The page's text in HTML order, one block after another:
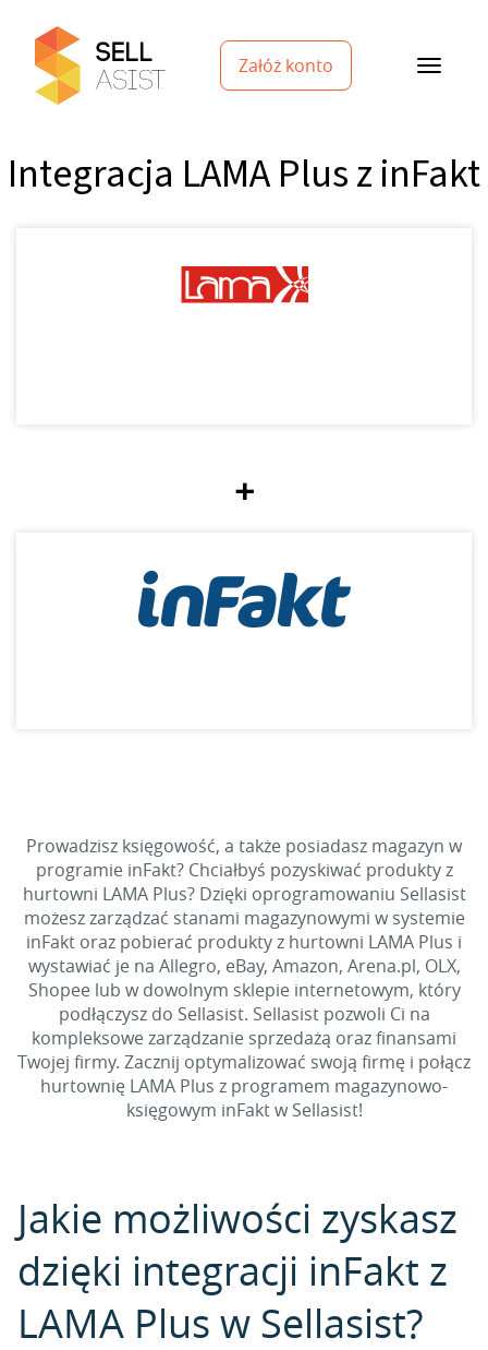
Załóż konto
Integracja LAMA Plus z inFakt
+
Prowadzisz księgowość, a także posiadasz magazyn w
programie inFakt? Chciałbyś pozyskiwać produkty z
hurtowni LAMA Plus? Dzięki oprogramowaniu Sellasist
możesz zarządzać stanami magazynowymi w systemie
inFakt oraz pobierać produkty z hurtowni LAMA Plus i
wystawiać je na Allegro, eBay, Amazon, Arena.pl, OLX,
Shopee lub w dowolnym sklepie internetowym, który
podłączysz do Sellasist. Sellasist pozwoli Ci na
kompleksowe zarządzanie sprzedażą oraz finansami
Twojej firmy. Zacznij optymalizować swoją firmę i połącz
hurtownię LAMA Plus z programem magazynowo-
księgowym inFakt w Sellasist!
Jakie możliwości zyskasz
dzięki integracji inFakt z
LAMA Plus w Sellasist?